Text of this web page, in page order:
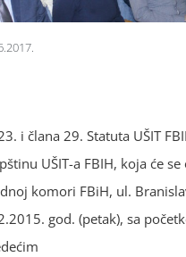
i člana 29. Statuta UŠIT
UŠIT-a FBIH, koja će
komori FBiH, ul.
god. (petak), sa